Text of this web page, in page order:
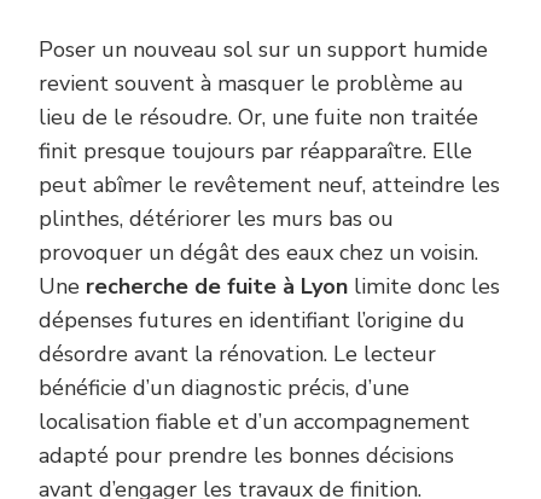
Poser un nouveau sol sur un support humide
revient souvent à masquer le problème au
lieu de le résoudre. Or, une fuite non traitée
finit presque toujours par réapparaître. Elle
peut abîmer le revêtement neuf, atteindre les
plinthes, détériorer les murs bas ou
provoquer un dégât des eaux chez un voisin.
Une recherche de fuite à Lyon limite donc les
dépenses futures en identifiant l’origine du
désordre avant la rénovation. Le lecteur
bénéficie d’un diagnostic précis, d’une
localisation fiable et d’un accompagnement
adapté pour prendre les bonnes décisions
avant d’engager les travaux de finition.